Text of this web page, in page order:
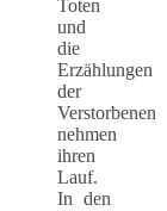
Toten
und
die
Erzählungen
der
Verstorbenen
nehmen
ihren
Lauf.
In den